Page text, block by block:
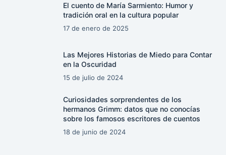
El cuento de María Sarmiento: Humor y
tradición oral en la cultura popular
17 de enero de 2025
Las Mejores Historias de Miedo para Contar
en la Oscuridad
15 de julio de 2024
Curiosidades sorprendentes de los
hermanos Grimm: datos que no conocías
sobre los famosos escritores de cuentos
18 de junio de 2024